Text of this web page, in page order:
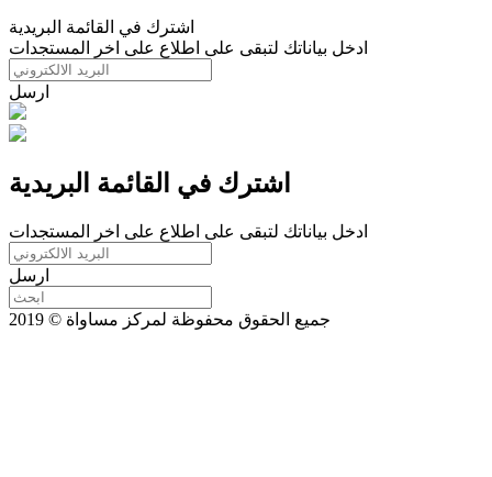
اشترك في القائمة البريدية
ادخل بياناتك لتبقى على اطلاع على اخر المستجدات
ارسل
اشترك في القائمة البريدية
ادخل بياناتك لتبقى على اطلاع على اخر المستجدات
ارسل
جميع الحقوق محفوظة لمركز مساواة © 2019